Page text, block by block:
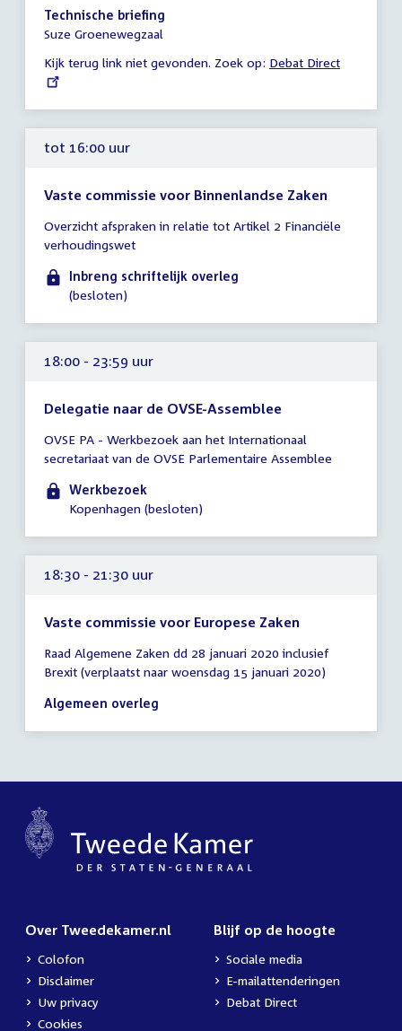
-
17:00
Technische briefing
Suze Groenewegzaal
Kijk terug link niet gevonden. Zoek op: External
Debat Direct
tot 16:00 uur
Vaste commissie voor Binnenlandse Zaken
vergadering
tot
16:00
uur
Overzicht afspraken in relatie tot Artikel 2 Financiële
verhoudingswet
Inbreng schriftelijk overleg
(besloten)
18:00 - 23:59 uur
Delegatie naar de OVSE-Assemblee
vergadering
18:00
23:59
OVSE PA - Werkbezoek aan het Internationaal
secretariaat van de OVSE Parlementaire Assemblee
Werkbezoek
Kopenhagen (besloten)
18:30 - 21:30 uur
Vaste commissie voor Europese Zaken
vergadering
18:30
-
21:30
uur
Raad Algemene Zaken dd 28 januari 2020 inclusief
Brexit (verplaatst naar woensdag 15 januari 2020)
Algemeen overleg
Over Tweedekamer.nl
Colofon
Disclaimer
Uw privacy
Cookies
Blijf op de hoogte
Sociale media
E-mailattenderingen
Debat Direct